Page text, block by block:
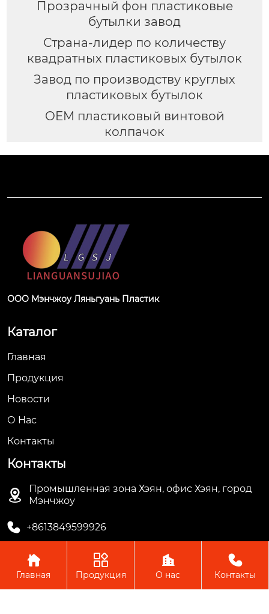
Прозрачный фон пластиковые
бутылки завод
Страна-лидер по количеству
квадратных пластиковых бутылок
Завод по производству круглых
пластиковых бутылок
OEM пластиковый винтовой
колпачок
ООО Мэнчжоу Ляньгуань Пластик
Каталог
Главная
Продукция
Новости
О Hас
Контакты
Контакты

Промышленная зона Хэян, офис Хэян, город
Мэнчжоу
 +8613849599926
Авторское право © ООО Мэнчжоу Ляньгуань Пластик

Главная

Продукция

О нас

Контакты